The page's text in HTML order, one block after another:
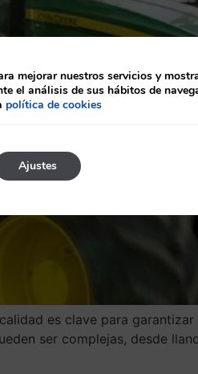
es clave para
ser complejas, desde
mejorar nuestros servicios y
el análisis de sus hábitos de
política de cookies
Ajustes